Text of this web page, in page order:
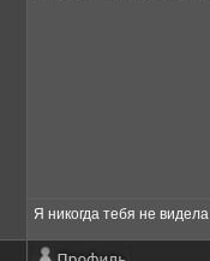
Я никогда тебя не